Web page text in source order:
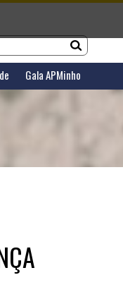
Gala APMinho